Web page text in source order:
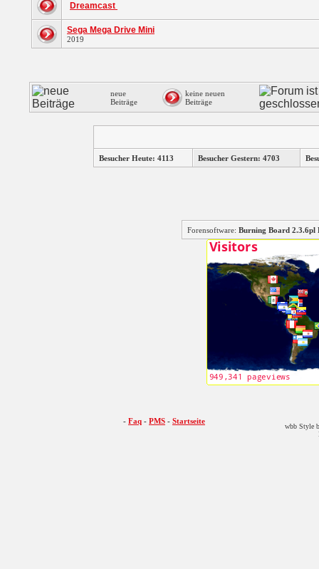
Dreamcast
Sega Mega Drive Mini
2019
neue
Beiträge
keine neuen
Beiträge
Besucher Heute: 4113 Besucher Gestern: 4703
Forensoftware: Burning Board
- Faq - PMS - Startseite
wbb Style